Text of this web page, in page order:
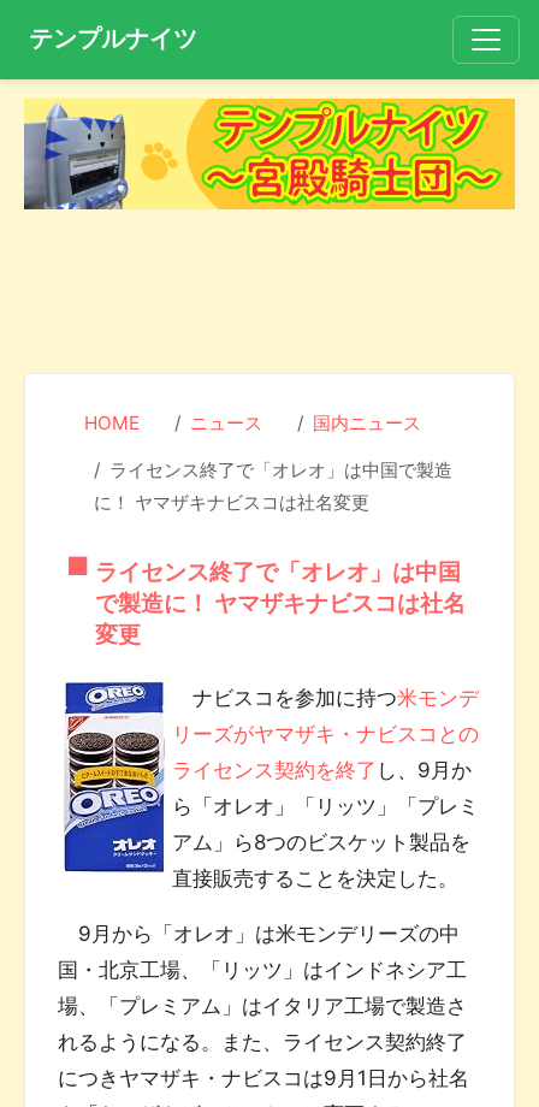
テンプルナイツ
HOME ニュース 国内ニュース
ライセンス終了で「オレオ」は中国で製造
に！ ヤマザキナビスコは社名変更
ライセンス終了で「オレオ」は中国
で製造に！ ヤマザキナビスコは社名
変更
ナビスコを参加に持つ米モンデ
リーズがヤマザキ・ナビスコとの
ライセンス契約を終了 し、9月か
ら「オレオ」「リッツ」「プレミ
アム」ら8つのビスケット製品を
直接販売することを決定した。
9月から「オレオ」は米モンデリーズの中
国・北京工場、「リッツ」はインドネシア工
場、「プレミアム」はイタリア工場で製造さ
れるようになる。また、ライセンス契約終了
につきヤマザキ・ナビスコは9月1日から社名